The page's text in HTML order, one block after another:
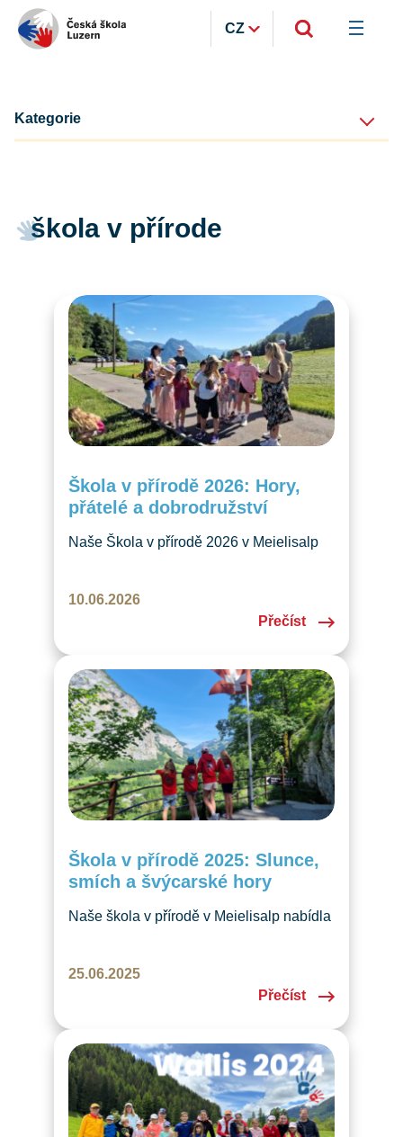
CZ
škola v přírode
Škola v přírodě 2026: Hory,
přátelé a dobrodružství
Naše Škola v přírodě 2026 v Meielisalp
přátelstvích a dobrodružstvích. Děkujeme
za krásný víkend a těšíme se na příště!
10.06.2026
Přečíst
Škola v přírodě 2025: Slunce,
smích a švýcarské hory
Naše škola v přírodě v Meielisalp nabídla
teď se těšíme na příští ročník!
25.06.2025
Přečíst
Kategorie